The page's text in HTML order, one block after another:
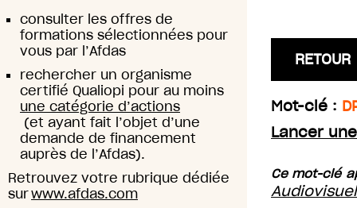
consulter les offres de
formations sélectionnées pour
vous par l’Afdas
rechercher un organisme
certifié Qualiopi pour au moins
une catégorie d’actions
(et ayant fait l’objet d’une
demande de financement
auprès de l’Afdas).
Retrouvez votre rubrique dédiée
surwww.afdas.com
RETOUR
Mot-clé :
Lancer
Ce mot-clé